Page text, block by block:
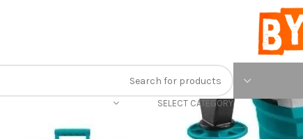
SELECT CATEGORY